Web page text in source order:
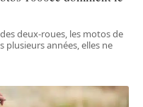
deux-roues, les motos de
plusieurs années, elles ne